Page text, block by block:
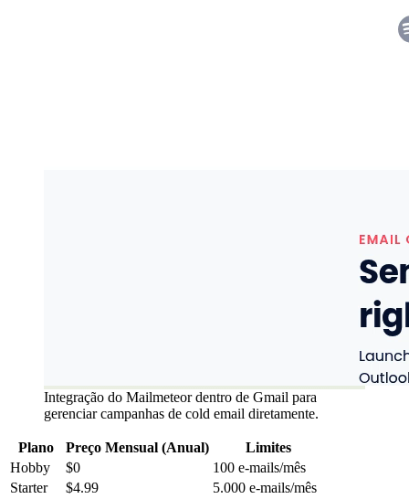
Integração do Mailmeteor dentro de Gmail para
gerenciar campanhas de cold email diretamente.
Plano Preço Mensual (Anual)
Limites
Hobby
$0
100 e-mails/mês
Starter
$4.99
5.000 e-mails/mês